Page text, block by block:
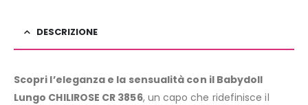
DESCRIZIONE
Scopri l’eleganza e la sensualità con il Babydoll
Lungo CHILIROSE CR 3856, un capo che ridefinisce il